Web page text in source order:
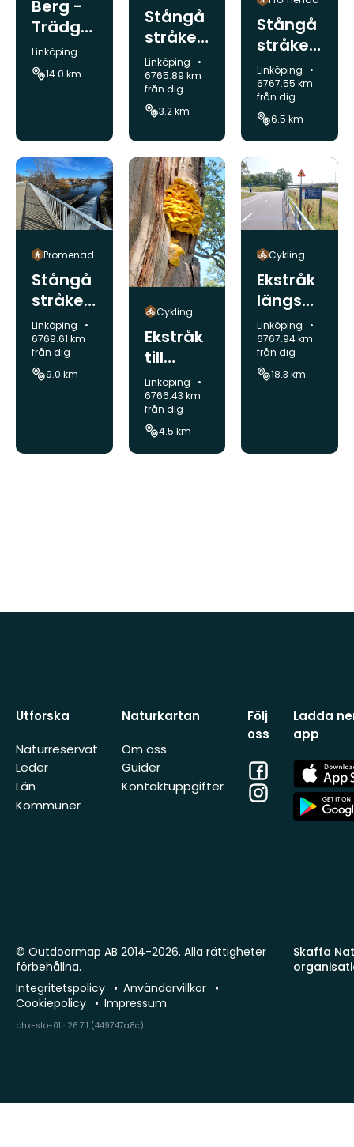
Berg -
Trädgå
rdsföre
ningen,
Kommun:
Linköping
14.0 km
Stångå
stråket
s norra
delar
Kommun:
Linköping
6765.89 km
från dig
3.2 km
Stångå
stråket
s
central
a delar
Kommun:
Linköping
6767.55 km
från dig
6.5 km
Promenad
Stångå
stråket
s södra
delar
Kommun:
Linköping
6769.61 km
från dig
9.0 km
Cykling
Ekstråk
till
Tinnerö
eklands
kap
Kommun:
Linköping
6766.43 km
från dig
4.5 km
Cykling
Ekstråk
längs
Tinnerb
äcken
till
eklands
Kommun:
Linköping
6767.94 km
från dig
18.3 km
Utforska
Naturreservat
Leder
Län
Kommuner
Naturkartan
Om oss
Guider
Kontaktuppgifter
Följ
oss
Facebook
Instagram
Ladda
app
App
Store
App
Store
Skaffa
© Outdoormap AB 2014-2026. Alla rättigheter
förbehållna.
Integritetspolicy
Användarvillkor
Cookiepolicy
Impressum
phx-sto-01 · 26.7.1 (449747a8c)